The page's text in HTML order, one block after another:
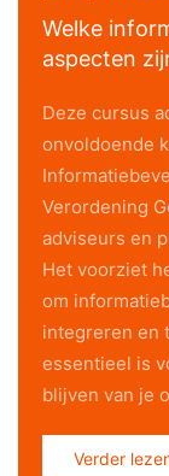
Welke
aspecten
Deze cursus
onvoldoende
Verordening
adviseurs en
Het voorziet
om
integreren en
essentieel is
blijven van je
Verder